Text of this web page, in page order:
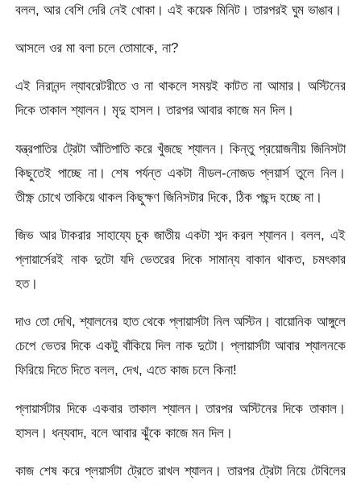
বলল, আর বেশি দেরি নেই খোকা। এই কয়েক মিনিট। তারপরই ঘুম ভাঙাব।
আসলে ওর মা বলা চলে তোমাকে, না?
এই নিরানন্দ ল্যাবরেটরীতে ও না থাকলে সময়ই কাটত না আমার। অস্টিনের
দিকে তাকাল শ্যালন। মৃদু হাসল। তারপর আবার কাজে মন দিল।
যন্ত্রপাতির ট্রেটা আঁতিপাতি করে খুঁজছে শ্যালন। কিন্তু প্রয়োজনীয় জিনিসটা
কিছুতেই পাচ্ছে না। শেষ পর্যন্ত একটা নীডল-নোজড প্লয়ার্স তুলে নিল।
তীক্ষ্ণ চোখে তাকিয়ে থাকল কিছুক্ষণ জিনিসটার দিকে, ঠিক পছন্দ হচ্ছে না।
জিভ আর টাকরার সাহায্যে চুক জাতীয় একটা শব্দ করল শ্যালন। বলল, এই
প্লায়ার্সেরই নাক দুটো যদি ভেতরের দিকে সামান্য বাকান থাকত, চমৎকার
হত।
দাও তো দেখি, শ্যালনের হাত থেকে প্লায়ার্সটা নিল অস্টিন। বায়োনিক আঙ্গুলে
চেপে ভেতর দিকে একটু বাঁকিয়ে দিল নাক দুটো। প্লায়ার্সটা আবার শ্যালনকে
ফিরিয়ে দিতে দিতে বলল, দেখ, এতে কাজ চলে কিনা!
প্লায়ার্সটার দিকে একবার তাকাল শ্যালন। তারপর অস্টিনের দিকে তাকাল।
হাসল। ধন্যবাদ, বলে আবার ঝুঁকে কাজে মন দিল।
কাজ শেষ করে প্লয়ার্সটা ট্রেতে রাখল শ্যালন। তারপর ট্রেটা নিয়ে টেবিলের